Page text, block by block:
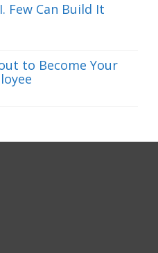
Few Can Build It
to Become Your